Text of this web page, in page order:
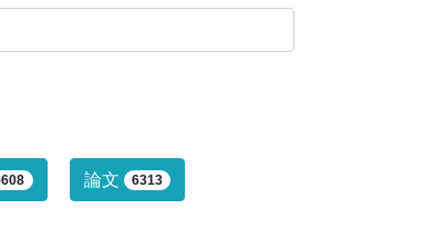
ません。
論文 6313